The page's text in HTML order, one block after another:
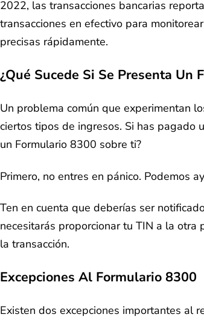
2022, las transacciones bancarias
transacciones en efectivo para
precisas rápidamente.
¿Qué Sucede Si Se Presenta Un
Un problema común que experimentan
ciertos tipos de ingresos. Si has
un Formulario 8300 sobre ti?
Primero, no entres en pánico. Podemos
Ten en cuenta que deberías ser
necesitarás proporcionar tu TIN a la
la transacción.
Excepciones Al Formulario 8300
Existen dos excepciones importantes al